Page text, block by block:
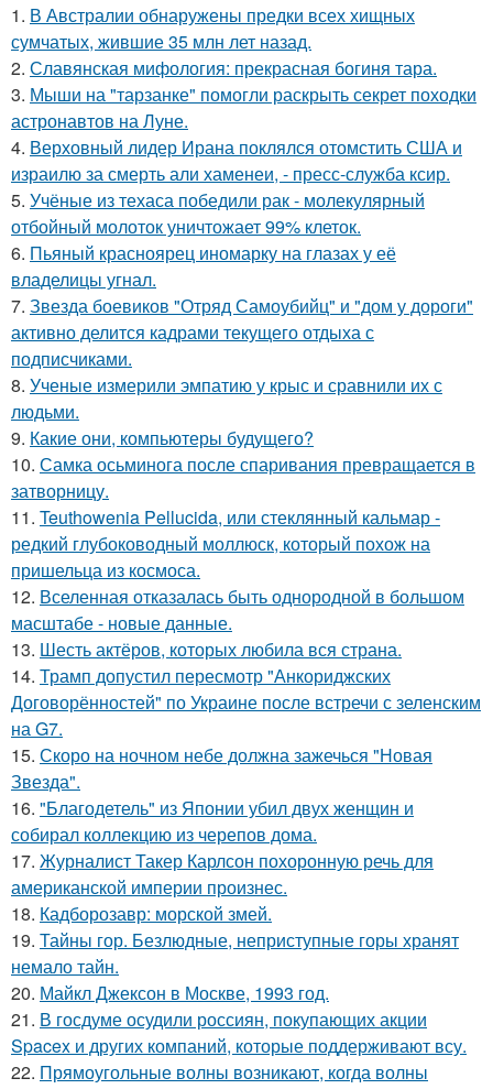
1. В Австралии обнаружены предки всех хищных
сумчатых, жившие 35 млн лет назад.
2. Славянская мифология: прекрасная богиня тара.
3. Мыши на "тарзанке" помогли раскрыть секрет походки
астронавтов на Луне.
4. Верховный лидер Ирана поклялся отомстить США и
израилю за смерть али хаменеи, - пресс-служба ксир.
5. Учёные из техаса победили рак - молекулярный
отбойный молоток уничтожает 99% клеток.
6. Пьяный красноярец иномарку на глазах у её
владелицы угнал.
7. Звезда боевиков "Отряд Самоубийц" и "дом у дороги"
активно делится кадрами текущего отдыха с
подписчиками.
8. Ученые измерили эмпатию у крыс и сравнили их с
людьми.
9. Какие они, компьютеры будущего?
10. Самка осьминога после спаривания превращается в
затворницу.
11. Teuthowenia Pellucida, или стеклянный кальмар -
редкий глубоководный моллюск, который похож на
пришельца из космоса.
12. Вселенная отказалась быть однородной в большом
масштабе - новые данные.
13. Шесть актёров, которых любила вся страна.
14. Трамп допустил пересмотр "Анкориджских
Договорённостей" по Украине после встречи с зеленским
на G7.
15. Скоро на ночном небе должна зажечься "Новая
Звезда".
16. "Благодетель" из Японии убил двух женщин и
собирал коллекцию из черепов дома.
17. Журналист Такер Карлсон похоронную речь для
американской империи произнес.
18. Кадборозавр: морской змей.
19. Тайны гор. Безлюдные, неприступные горы хранят
немало тайн.
20. Майкл Джексон в Москве, 1993 год.
21. В госдуме осудили россиян, покупающих акции
Spacex и других компаний, которые поддерживают всу.
22. Прямоугольные волны возникают, когда волны